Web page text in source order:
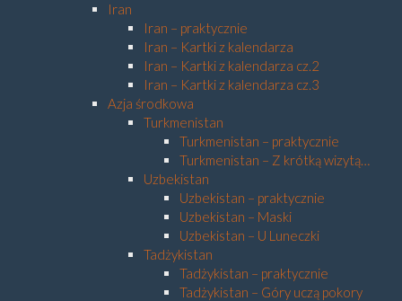
Iran
Iran – praktycznie
Iran – Kartki z kalendarza
Iran – Kartki z kalendarza cz.2
Iran – Kartki z kalendarza cz.3
Azja środkowa
Turkmenistan
Turkmenistan – praktycznie
Turkmenistan – Z krótką wizytą…
Uzbekistan
Uzbekistan – praktycznie
Uzbekistan – Maski
Uzbekistan – U Luneczki
Tadżykistan
Tadżykistan – praktycznie
Tadżykistan – Góry uczą pokory